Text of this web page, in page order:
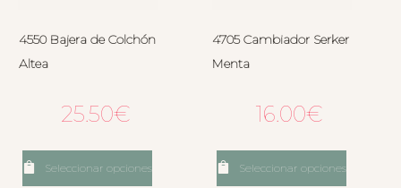
4550 Bajera de Colchón
Altea
25.50€
Seleccionar opciones
4705 Cambiador Serker
Menta
16.00€
Seleccionar opciones